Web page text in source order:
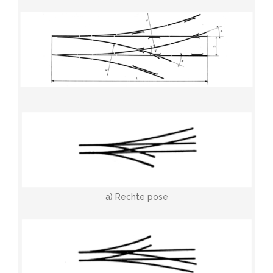
a) Rechte pose